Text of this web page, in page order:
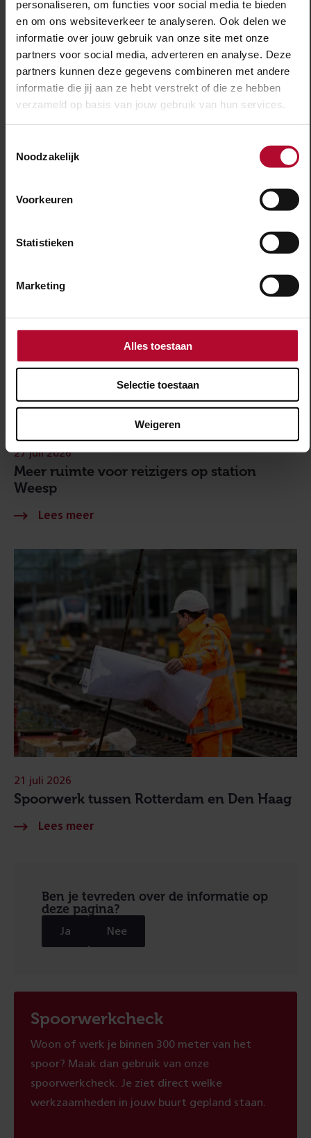
personaliseren, om functies voor social media te bieden
en om ons websiteverkeer te analyseren. Ook delen we
informatie over jouw gebruik van onze site met onze
partners voor social media, adverteren en analyse. Deze
partners kunnen deze gegevens combineren met andere
informatie die jij aan ze hebt verstrekt of die ze hebben
verzameld op basis van jouw gebruik van hun services.
Noodzakelijk
Voorkeuren
Statistieken
Marketing
Alles toestaan
Selectie toestaan
Weigeren
Utrecht en ’s-Hertogenbosch
30 juli 2026
Meer ruimte voor reizigers op station
Weesp
27 juli 2026
Spoorwerk tussen Rotterdam en Den Haag
21 juli 2026
Ben je tevreden over de informatie op
deze pagina?
Ja Nee
Spoorwerkcheck
Woon of werk je binnen 300 meter van het
spoor? Maak dan gebruik van onze
spoorwerkcheck. Je ziet direct welke
werkzaamheden in jouw buurt gepland staan.